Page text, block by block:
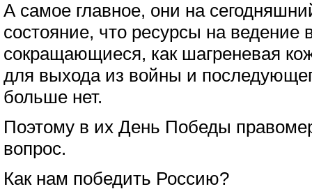
А самое главное, они на
состояние, что ресурсы на ведение
сокращающиеся, как шагреневая
для выхода из войны и
больше нет.
Поэтому в их День Победы
вопрос.
Как нам победить Россию?